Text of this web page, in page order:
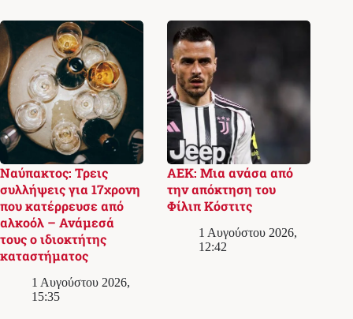
Ναύπακτος: Τρεις
συλλήψεις για 17χρονη
που κατέρρευσε από
αλκοόλ – Ανάμεσά
τους ο ιδιοκτήτης
καταστήματος
1 Αυγούστου 2026,
15:35
ΑΕΚ: Μια ανάσα από
την απόκτηση του
Φίλιπ Κόστιτς
1 Αυγούστου 2026,
12:42